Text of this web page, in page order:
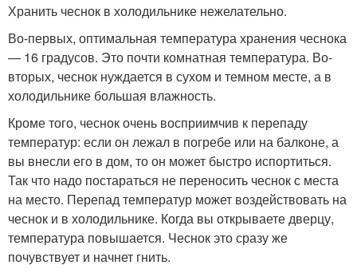
Хранить чеснок в холодильнике нежелательно.
Во-первых, оптимальная температура хранения чеснока
— 16 градусов. Это почти комнатная температура. Во-
вторых, чеснок нуждается в сухом и темном месте, а в
холодильнике большая влажность.
Кроме того, чеснок очень восприимчив к перепаду
температур: если он лежал в погребе или на балконе, а
вы внесли его в дом, то он может быстро испортиться.
Так что надо постараться не переносить чеснок с места
на место. Перепад температур может воздействовать на
чеснок и в холодильнике. Когда вы открываете дверцу,
температура повышается. Чеснок это сразу же
почувствует и начнет гнить.